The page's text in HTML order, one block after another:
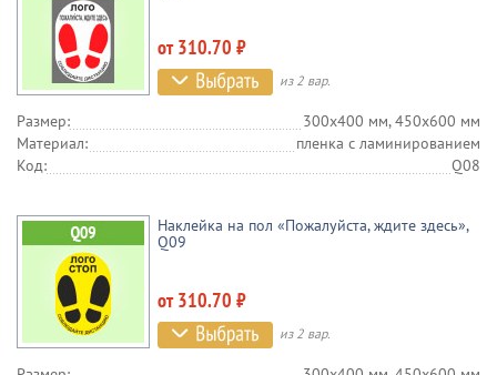
от 310.70 ₽
из 2 вар.
Размер:
300х400 мм, 450х600 мм
Материал:
пленка c ламинированием
Код:
Q08
Наклейка на пол «Пожалуйста, ждите здесь»,
Q09
от 310.70 ₽
из 2 вар.